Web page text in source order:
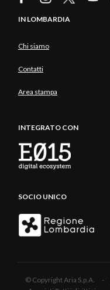
IN LOMBARDIA
Chi siamo
Contatti
Area stampa
INTEGRATO CON
SOCIO UNICO
© Copyright Aria S.p.A. -